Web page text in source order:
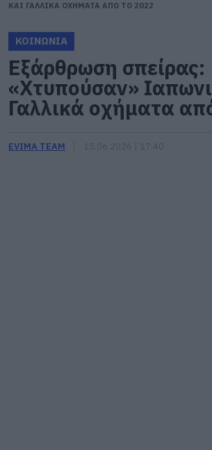
ΚΑΙ ΓΑΛΛΙΚΑ ΟΧΗΜΑΤΑ ΑΠΟ ΤΟ 2022
ΚΟΙΝΩΝΙΑ
Εξάρθρωση σπείρας:
«Χτυπούσαν»
Γαλλικά οχήματα
EVIMA TEAM